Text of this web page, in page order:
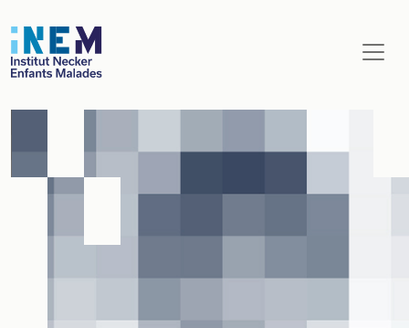
Aller au contenu principal